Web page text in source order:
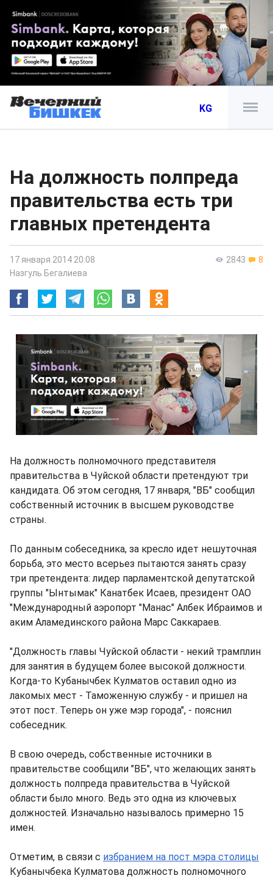
KG
На должность полпреда
правительства есть три
главных претендента
2843 8
17 января 2014 20:08
Назгуль Бегалиева
На должность полномочного представителя
правительства в Чуйской области претендуют три
кандидата. Об этом сегодня, 17 января, "ВБ" сообщил
собственный источник в высшем руководстве
страны.
По данным собеседника, за кресло идет нешуточная
борьба, это место всерьез пытаются занять сразу
три претендента: лидер парламентской депутатской
группы "Ынтымак" Канатбек Исаев, президент ОАО
"Международный аэропорт "Манас" Албек Ибраимов и
аким Аламединского района Марс Саккараев.
"Должность главы Чуйской области - некий трамплин
для занятия в будущем более высокой должности.
Когда-то Кубанычбек Кулматов оставил одно из
лакомых мест - Таможенную службу - и пришел на
этот пост. Теперь он уже мэр города", - пояснил
собеседник.
В свою очередь, собственные источники в
правительстве сообщили "ВБ", что желающих занять
должность полпреда правительства в Чуйской
области было много. Ведь это одна из ключевых
должностей. Изначально называлось примерно 15
имен.
Отметим, в связи с избранием на пост мэра столицы
Кубанычбека Кулматова должность полномочного